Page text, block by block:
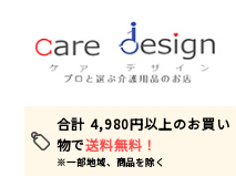
合計 4,980円以上のお買い
物で送料無料！
※一部地域、商品を除く